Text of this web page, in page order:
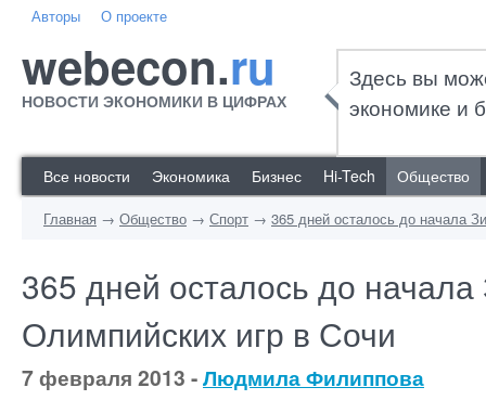
Авторы О проекте
webecon.ru
НОВОСТИ ЭКОНОМИКИ В ЦИФРАХ
Здесь вы
экономике и
Все новости Экономика Бизнес Hi-Tech Общество
Главная → Общество → Спорт → 365 дней осталось до начала
365 дней осталось до
Олимпийских игр в Сочи
7 февраля 2013 -Людмила Филиппова